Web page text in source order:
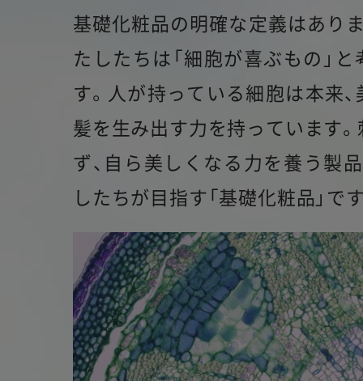
基礎化粧品の明確な定義はあり
たしたちは「細胞が喜ぶもの」
す。 人が持っている細胞は本来
髪を生み出す力を持っています。
ず、自ら美しくなる力を養う製
したちが目指す「基礎化粧品」で